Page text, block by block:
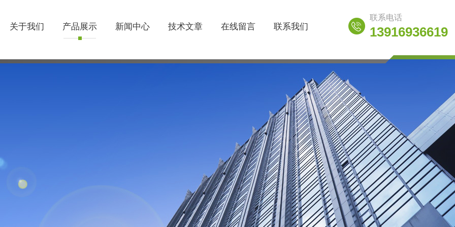
关于我们 产品展示 新闻中心 技术文章 在线留言 联系我们
联系电话
13916936619